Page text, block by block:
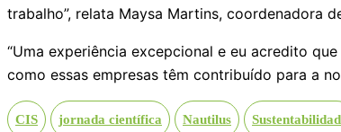
trabalho”, relata Maysa Martins, coordenadora
“Uma experiência excepcional e eu acredito
como essas empresas têm contribuído para a
CIS jornada científica Nautilus